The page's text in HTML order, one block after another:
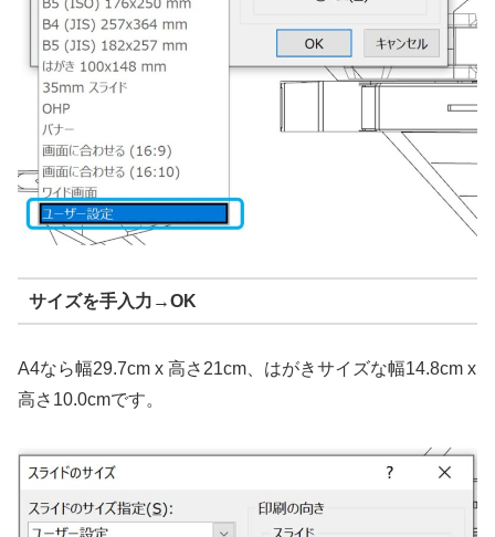
サイズを手入力→OK
A4なら幅29.7cm x 高さ21cm、はがきサイズな幅14.8cm x
高さ10.0cmです。